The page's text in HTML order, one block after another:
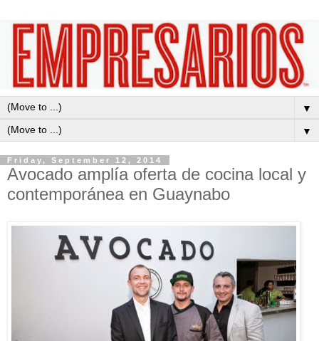
▼
▼
Friday, September 12, 2014
Avocado amplía oferta de cocina local y
contemporánea en Guaynabo